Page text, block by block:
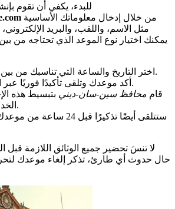
للبدء، يكفي أن تقوم
مثل الاسم، واللقب، والبريد
يمكنك اختيار نوع الموعد الذي تحتاجه من
اختر التاريخ والساعة التي تناسبك من بين الأوقات المتاحة.
أكد موعدك وتلقى تأكيدًا فوريًا عبر البريد الإلكتروني.
قام محافظ سين-سان-ديني بتبسيط هذه
الخدمة للمستخدمين.
ستتلقى أيضًا تذكيرًا قبل 24
لا تنسَ تحضير جميع الوثائق اللازمة
حال حدوث أي طارئ، تذكر إلغاء موعدك